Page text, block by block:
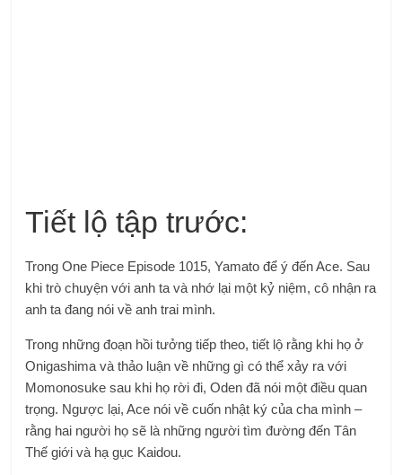
Tiết lộ tập trước:
Trong One Piece Episode 1015, Yamato để ý đến Ace. Sau
khi trò chuyện với anh ta và nhớ lại một kỷ niệm, cô nhận ra
anh ta đang nói về anh trai mình.
Trong những đoạn hồi tưởng tiếp theo, tiết lộ rằng khi họ ở
Onigashima và thảo luận về những gì có thể xảy ra với
Momonosuke sau khi họ rời đi, Oden đã nói một điều quan
trọng. Ngược lại, Ace nói về cuốn nhật ký của cha mình –
rằng hai người họ sẽ là những người tìm đường đến Tân
Thế giới và hạ gục Kaidou.